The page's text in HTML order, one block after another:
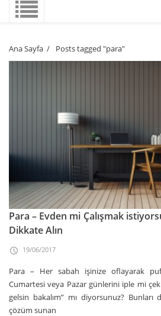
Ana Sayfa / Posts tagged "para"
Para – Evden mi Çalışmak
Dikkate Alın
19/06/2017
Para – Her sabah işinize oflayarak
Cumartesi veya Pazar günlerini iple mi
gelsin bakalım” mı diyorsunuz?
çözüm sunan